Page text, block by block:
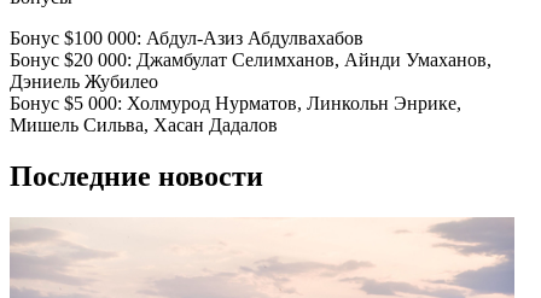
Бонус $100 000: Абдул-Азиз Абдулвахабов
Бонус $20 000: Джамбулат Селимханов, Айнди Умаханов,
Дэниель Жубилео
Бонус $5 000: Холмурод Нурматов, Линкольн Энрике,
Мишель Сильва, Хасан Дадалов
Последние новости